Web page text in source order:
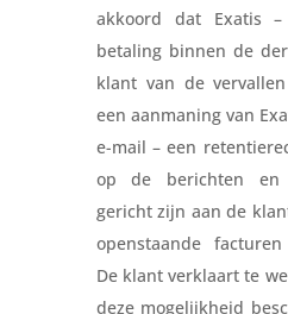
akkoord dat Exatis
betaling binnen de
klant van de
een aanmaning van
e-mail – een
op de berichten en
gericht zijn aan de
openstaande
De klant verklaart te
deze mogelijkheid